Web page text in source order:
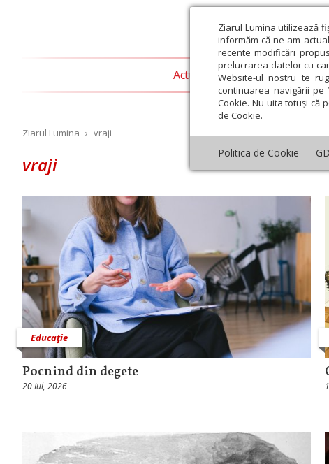
Ziarul Lumina utilizează
informăm că ne-am
recente modificări
prelucrarea datelor cu
Website-ul nostru te
continuarea navigării
Cookie. Nu uita totuși că
de Cookie.
Politica de Cookie
Actualitate religioasă
Ziarul Lumina › vraji
vraji
Educaţie
Pocnind din degete
20 Iul, 2026